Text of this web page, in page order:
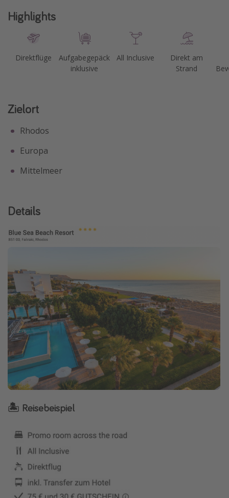
Highlights
Direktflüge
Aufgabegepäck
inklusive
All Inclusive
Direkt am
Strand
Zielort
Rhodos
Europa
Mittelmeer
Details
🏝 Reisebeispiel